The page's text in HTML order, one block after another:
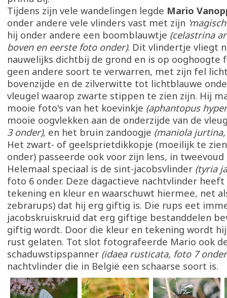
Tijdens zijn vele wandelingen legde Mario
onder andere vele vlinders vast met zijn
hij onder andere een boomblauwtje (celastrina
boven en eerste foto onder). Dit vlindertje vliegt
nauwelijks dichtbij de grond en is op ooghoogte
geen andere soort te verwarren, met zijn fel
bovenzijde en de zilverwitte tot lichtblauwe
vleugel waarop zwarte stippen te zien zijn. Hij
mooie foto's van het koevinkje (aphantopus
mooie oogvlekken aan de onderzijde van de
3 onder), en het bruin zandoogje (maniola
Het zwart- of geelsprietdikkopje (moeilijk te
onder) passeerde ook voor zijn lens, in tweevoud
Helemaal speciaal is de sint-jacobsvlinder (tyria
foto 6 onder. Deze dagactieve nachtvlinder
tekening en kleur en waarschuwt hiermee, net
zebrarups) dat hij erg giftig is. Die rups eet
jacobskruiskruid dat erg giftige bestanddelen
giftig wordt. Door die kleur en tekening wordt
rust gelaten. Tot slot fotografeerde Mario ook
schaduwstipspanner (idaea rusticata, foto 7
nachtvlinder die in België een schaarse soort is.